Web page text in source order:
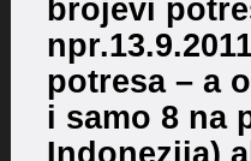
brojevi
potresa – a
i samo 8 na
Indonezija)